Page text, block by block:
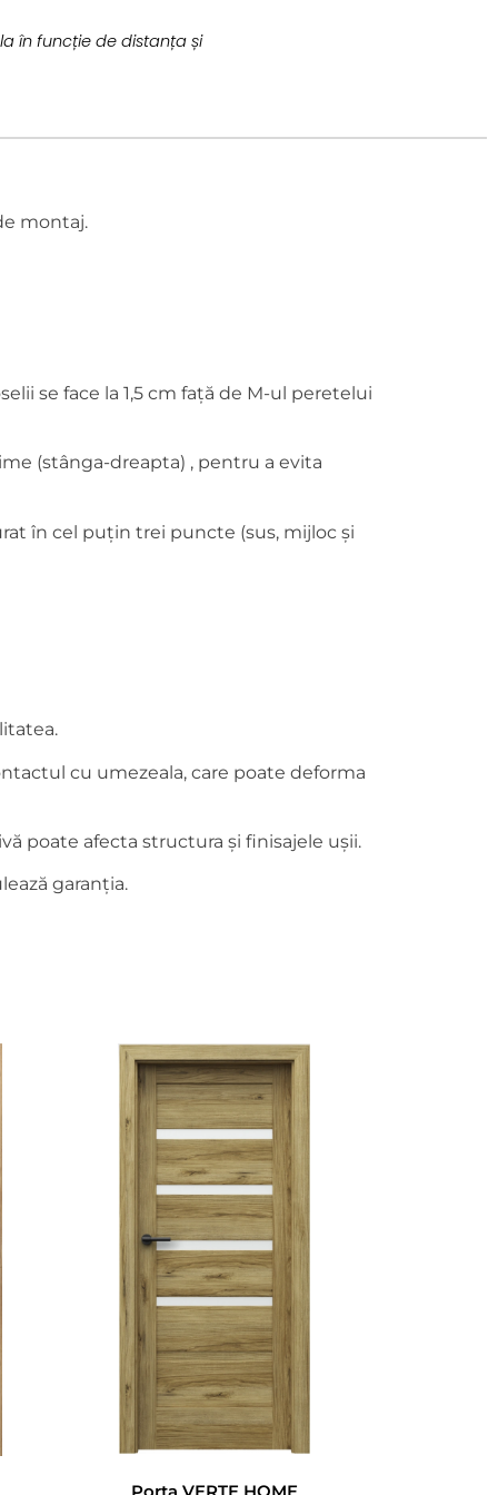
în funcție de distanța și
montaj.
se face la 1,5 cm față de M-ul peretelui
(stânga-dreapta) , pentru a evita
în cel puțin trei puncte (sus, mijloc și
cu umezeala, care poate deforma
poate afecta structura și finisajele ușii.
garanția.
Porta VERTE HOME